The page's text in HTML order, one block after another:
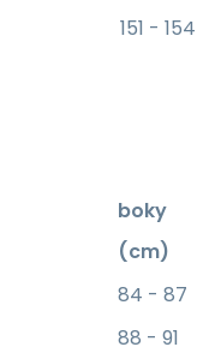
151 - 154
boky
(cm)
84 - 87
88 - 91